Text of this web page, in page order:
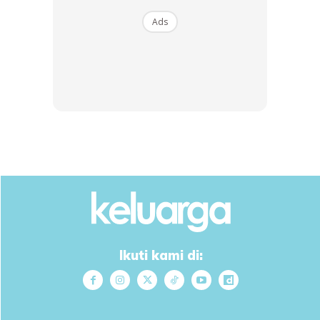
Ads
Ikuti kami di: